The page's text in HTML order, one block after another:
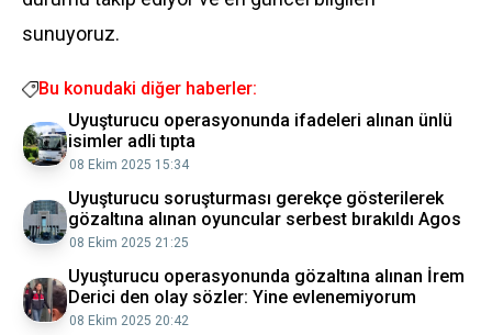
sunuyoruz.
Bu konudaki diğer haberler:
Uyuşturucu operasyonunda ifadeleri alınan ünlü
isimler adli tıpta
08 Ekim 2025 15:34
Uyuşturucu soruşturması gerekçe gösterilerek
gözaltına alınan oyuncular serbest bırakıldı Agos
08 Ekim 2025 21:25
Uyuşturucu operasyonunda gözaltına alınan İrem
Derici den olay sözler: Yine evlenemiyorum
08 Ekim 2025 20:42